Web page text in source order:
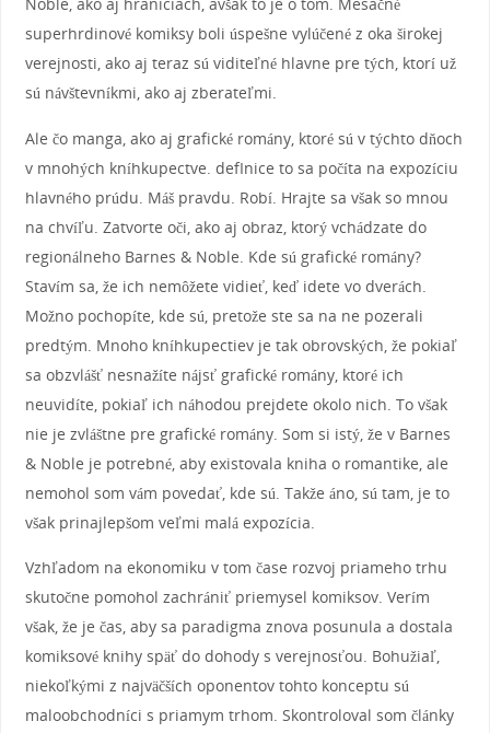
superhrdinové komiksy boli úspešne vylúčené z oka širokej
verejnosti, ako aj teraz sú viditeľné hlavne pre tých, ktorí už
sú návštevníkmi, ako aj zberateľmi.
Ale čo manga, ako aj grafické romány, ktoré sú v týchto dňoch
v mnohých kníhkupectve. defInice to sa počíta na expozíciu
hlavného prúdu. Máš pravdu. Robí. Hrajte sa však so mnou
na chvíľu. Zatvorte oči, ako aj obraz, ktorý vchádzate do
regionálneho Barnes & Noble. Kde sú grafické romány?
Stavím sa, že ich nemôžete vidieť, keď idete vo dverách.
Možno pochopíte, kde sú, pretože ste sa na ne pozerali
predtým. Mnoho kníhkupectiev je tak obrovských, že pokiaľ
sa obzvlášť nesnažíte nájsť grafické romány, ktoré ich
neuvidíte, pokiaľ ich náhodou prejdete okolo nich. To však
nie je zvláštne pre grafické romány. Som si istý, že v Barnes
& Noble je potrebné, aby existovala kniha o romantike, ale
nemohol som vám povedať, kde sú. Takže áno, sú tam, je to
však prinajlepšom veľmi malá expozícia.
Vzhľadom na ekonomiku v tom čase rozvoj priameho trhu
skutočne pomohol zachrániť priemysel komiksov. Verím
však, že je čas, aby sa paradigma znova posunula a dostala
komiksové knihy späť do dohody s verejnosťou. Bohužiaľ,
niekoľkými z najväčších oponentov tohto konceptu sú
maloobchodníci s priamym trhom. Skontroloval som články